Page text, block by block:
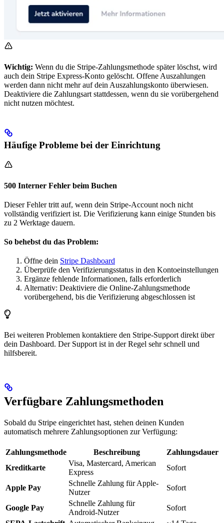
Wichtig: Wenn du die Stripe-Zahlungsmethode später löschst, wird
auch dein Stripe Express-Konto gelöscht. Offene Auszahlungen
werden dann nicht mehr auf dein Auszahlungskonto überwiesen.
Deaktiviere die Zahlungsart stattdessen, wenn du sie vorübergehend
nicht nutzen möchtest.
Häufige Probleme bei der Einrichtung
500 Interner Fehler beim Buchen
Dieser Fehler tritt auf, wenn dein Stripe-Account noch nicht
vollständig verifiziert ist. Die Verifizierung kann einige Stunden bis
zu 2 Werktage dauern.
So behebst du das Problem:
Öffne dein Stripe Dashboard
Überprüfe den Verifizierungsstatus in den Kontoeinstellungen
Ergänze fehlende Informationen, falls erforderlich
Alternativ: Deaktiviere die Online-Zahlungsmethode
vorübergehend, bis die Verifizierung abgeschlossen ist
Bei weiteren Problemen kontaktiere den Stripe-Support direkt über
dein Dashboard. Der Support ist in der Regel sehr schnell und
hilfsbereit.
Verfügbare Zahlungsmethoden
Sobald du Stripe eingerichtet hast, stehen deinen Kunden
automatisch mehrere Zahlungsoptionen zur Verfügung:
Zahlungsmethode Beschreibung
Zahlungsdauer
Kreditkarte
Visa, Mastercard, American
Express
Sofort
Apple Pay
Schnelle Zahlung für Apple-
Nutzer
Sofort
Google Pay
Schnelle Zahlung für
Android-Nutzer
Sofort